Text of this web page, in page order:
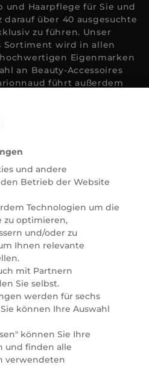
und Haarpflege für Sie und
über 40 ausgesuchte
zu führen. Unser
Sortiment wird in allen
Eigenmarken
an Beauty-Accessoires
führt außerdem
mit der perfekten Lösung
Sie auch unsere
und bestellen Sie ganz
Routine direkt nach
Parfümerie liefern.
1984 in Paris gegründet
vertreten. Mit rund 80
Online Shop sind wir
Beautyhandel in
wir auch nach
Aktionen und
Anlässen finden Sie bei
Herzen höherschlagen
dass Freude auf viele
kann. Vom beruhigenden
Lieblingsaugencreme
zu nachhaltigen
wir jeden Tag nach
Wohlfühlen zu
und andere
Betrieb der Website
Technologien um die
zu optimieren,
und/oder zu
Ihnen relevante
mit Partnern
Sie selbst.
werden für sechs
können Ihre Auswahl
können Sie Ihre
und finden alle
verwendeten